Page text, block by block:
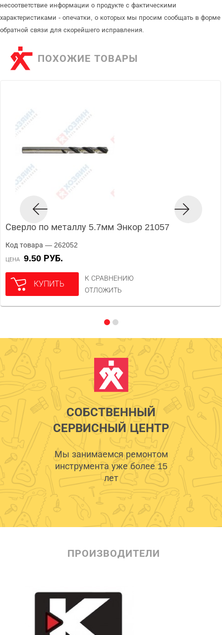
несоответствие информации о продукте с фактическими
характеристиками - опечатки, о которых мы просим сообщать в форме
обратной связи для скорейшего исправления.
ПОХОЖИЕ ТОВАРЫ
Сверло по металлу 5.7мм Энкор 21057
Код товара — 262052
ЦЕНА 9.50 РУБ.
КУПИТЬ
К СРАВНЕНИЮ
ОТЛОЖИТЬ
СОБСТВЕННЫЙ
СЕРВИСНЫЙ ЦЕНТР
Мы занимаемся ремонтом
инструмента уже более 15
лет
ПРОИЗВОДИТЕЛИ